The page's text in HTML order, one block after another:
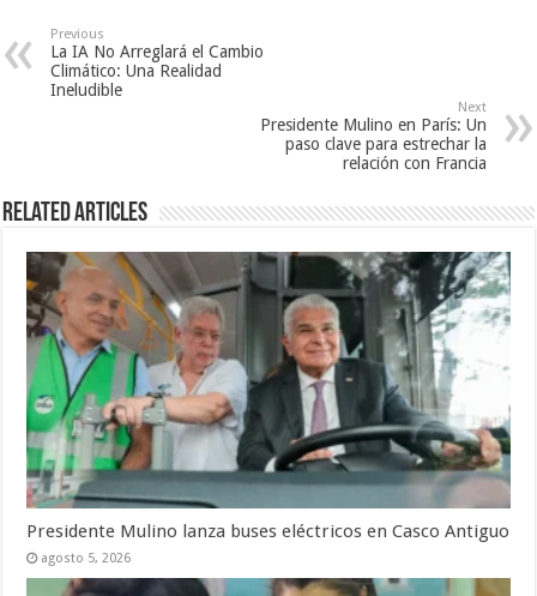
Previous
La IA No Arreglará el Cambio
Climático: Una Realidad
Ineludible
Next
Presidente Mulino en París: Un
paso clave para estrechar la
relación con Francia
Related Articles
Presidente Mulino lanza buses eléctricos en Casco Antiguo
agosto 5, 2026